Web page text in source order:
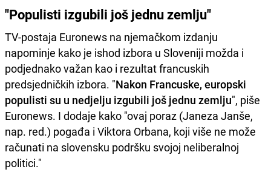
"Populisti izgubili još jednu zemlju"
TV-postaja Euronews na njemačkom izdanju
napominje kako je ishod izbora u Sloveniji možda i
podjednako važan kao i rezultat francuskih
predsjedničkih izbora. "Nakon Francuske, europski
populisti su u nedjelju izgubili još jednu zemlju", piše
Euronews. I dodaje kako "ovaj poraz (Janeza Janše,
nap. red.) pogađa i Viktora Orbana, koji više ne može
računati na slovensku podršku svojoj neliberalnoj
politici."